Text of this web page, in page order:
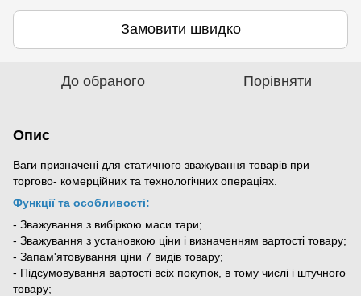
Замовити швидко
До обраного Порівняти
Опис
Ваги призначені для статичного зважування товарів при
торгово- комерційних та технологічних операціях.
Функції та особливості:
- Зважування з вибіркою маси тари;
- Зважування з установкою ціни і визначенням вартості товару;
- Запам'ятовування ціни 7 видів товару;
- Підсумовування вартості всіх покупок, в тому числі і штучного
товару;